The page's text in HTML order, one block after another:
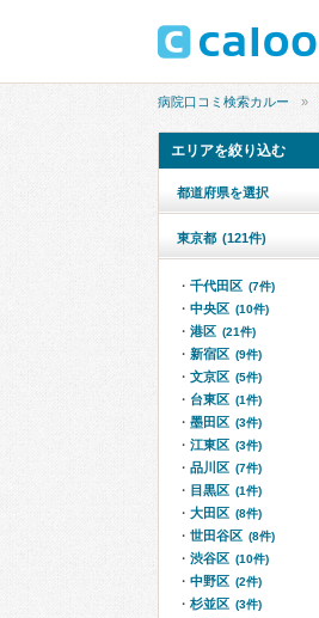
病院口コミ検索カルー
エリアを絞り込む
都道府県を選択
東京都 (121件)
千代田区 (7件)
中央区 (10件)
港区 (21件)
新宿区 (9件)
文京区 (5件)
台東区 (1件)
墨田区 (3件)
江東区 (3件)
品川区 (7件)
目黒区 (1件)
大田区 (8件)
世田谷区 (8件)
渋谷区 (10件)
中野区 (2件)
杉並区 (3件)